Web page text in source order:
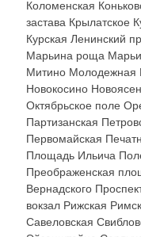
Коломенская
застава Крылатское
Курская Ленинский
Марьина роща
Митино Молодежная
Новокосино
Октябрьское поле
Партизанская
Первомайская
Площадь Ильича
Преображенская
Вернадского
вокзал Рижская
Савеловская